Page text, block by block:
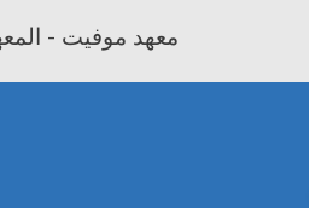
معهد موفيت -